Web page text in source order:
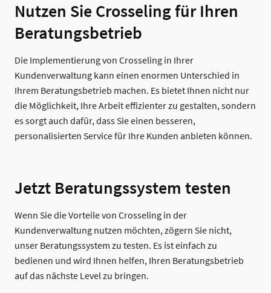
Nutzen Sie Crosseling für Ihren
Beratungsbetrieb
Die Implementierung von Crosseling in Ihrer
Kundenverwaltung kann einen enormen Unterschied in
Ihrem Beratungsbetrieb machen. Es bietet Ihnen nicht nur
die Möglichkeit, Ihre Arbeit effizienter zu gestalten, sondern
es sorgt auch dafür, dass Sie einen besseren,
personalisierten Service für Ihre Kunden anbieten können.
Jetzt Beratungssystem testen
Wenn Sie die Vorteile von Crosseling in der
Kundenverwaltung nutzen möchten, zögern Sie nicht,
unser Beratungssystem zu testen. Es ist einfach zu
bedienen und wird Ihnen helfen, Ihren Beratungsbetrieb
auf das nächste Level zu bringen.